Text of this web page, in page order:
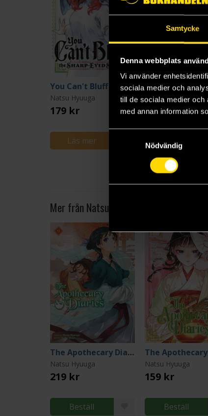
Samtycke
Denna webbplats
Vi använder
sociala medier och
till de sociala medier
med annan information
Samtyckesval
Nödvändig
You Can't Bluff the Sharp-Eyed Sister 1
Natsu Hyuuga
179 kr
Läs mer
Mer från Natsu Hyuuga
The Apothecary Diaries 9 (Light Novel)
Natsu Hyuuga
219 kr
Beställ
Natsu Hyuuga
159 kr
Beställ